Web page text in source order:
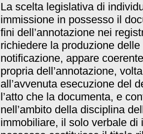
La scelta legislativa di
immissione in possesso il
fini dell’annotazione nei
richiedere la produzione delle
notificazione, appare
propria dell’annotazione,
all’avvenuta esecuzione del
l’atto che la documenta, e
nell’ambito della disciplina
immobiliare, il solo verbale di